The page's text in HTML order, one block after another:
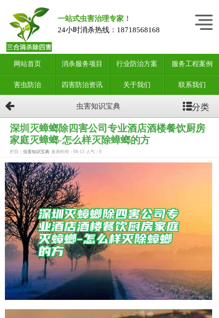
一站式虫害治理专家！
24小时消杀热线： 18718568168
网站首页 消杀服务项目 行业防治方案 服务工程案例
害虫防治 四害防治资讯 关于我们 联系我们
虫害知识宝典 分类
深圳灭蟑螂除四害公司专业酒店酒楼餐饮厨房
家庭灭蟑螂-怎么样灭除蟑螂的方
栏目： 虫害知识宝典 发表时间：08-13 人气： 0